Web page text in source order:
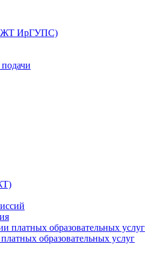
ИрГУПС)
платных образовательных услуг
образовательных услуг